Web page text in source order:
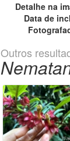
Detalhe na
Data de
Outros